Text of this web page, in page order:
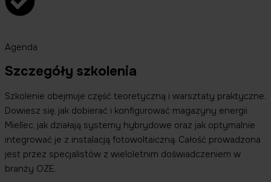
Agenda
Szczegóły szkolenia
Szkolenie obejmuje część teoretyczną i warsztaty praktyczne.
Dowiesz się, jak dobierać i konfigurować magazyny energii
Miellec, jak działają systemy hybrydowe oraz jak optymalnie
integrować je z instalacją fotowoltaiczną. Całość prowadzona
jest przez specjalistów z wieloletnim doświadczeniem w
branży OZE.